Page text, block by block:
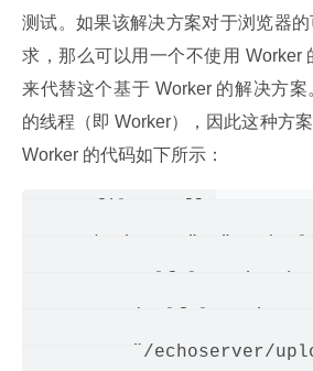
测试。如果该解决方案对于浏览器
求，那么可以用一个不使用 Worker
来代替这个基于 Worker 的解决方
的线程（即 Worker），因此这种方
Worker 的代码如下所示：
var endPoint = "ws" +
+
+ "/echoserver/